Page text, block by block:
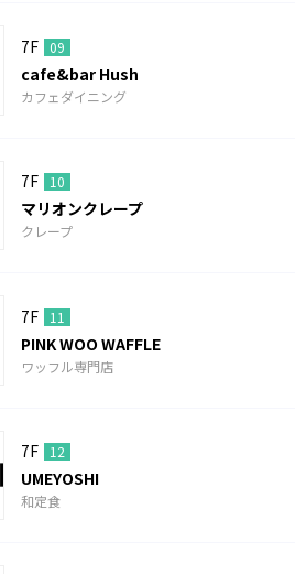
7F 09
cafe&bar Hush
カフェダイニング
7F 10
マリオンクレープ
クレープ
7F 11
PINK WOO WAFFLE
ワッフル専門店
7F 12
UMEYOSHI
和定食